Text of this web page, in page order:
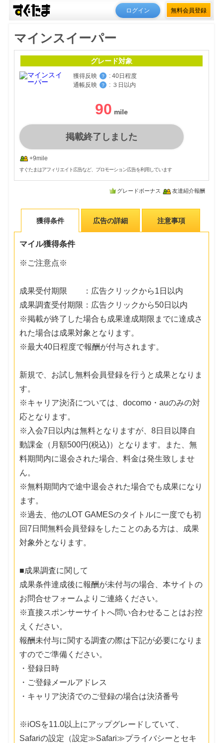
ログイン 無料会員登録
マインスイーパー
グレード対象
獲得反映 ？ : 40日程度
通帳反映
？ : ３日以内
90
掲載終了しました
+9mile
すぐたまはアフィリエイト広告など、プロモーション広告を利用しています
グレードボーナス 友達紹介報酬
獲得条件 広告の詳細 注意事項
マイル獲得条件
※ご注意点※
成果受付期限 ：広告クリックから1日以内
成果調査受付期限：広告クリックから50日以内
※掲載が終了した場合も成果達成期限までに達成さ
れた場合は成果対象となります。
※最大40日程度で報酬が付与されます。
新規で、お試し無料会員登録を行うと成果となりま
す。
※キャリア決済については、docomo・auのみの対
応となります。
※入会7日以内は無料となりますが、8日目以降自
動課金（月額500円(税込)）となります。また、無
料期間内に退会された場合、料金は発生致しませ
ん。
※無料期間内で途中退会された場合でも成果になり
ます。
※過去、他のLOT GAMESのタイトルに一度でも初
回7日間無料会員登録をしたことのある方は、成果
対象外となります。
■成果調査に関して
成果条件達成後に報酬が未付与の場合、本サイトの
お問合せフォームよりご連絡ください。
※直接スポンサーサイトへ問い合わせることはお控
えください。
報酬未付与に関する調査の際は下記が必要になりま
すのでご準備ください。
・登録日時
・ご登録メールアドレス
・キャリア決済でのご登録の場合は決済番号
※iOSを11.0以上にアップグレードしていて、
Safariの設定（設定≫Safari≫プライバシーとセキ